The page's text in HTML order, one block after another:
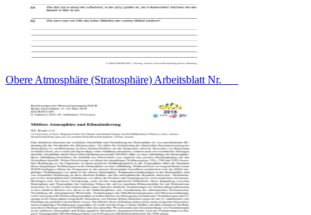
Obere Atmosphäre (Stratosphäre) Arbeitsblatt Nr.___